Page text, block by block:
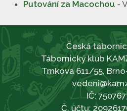
Putování za Macochou -
Česká
Tábornický klub
Trnkova 611/55,
IČ:
Č. účtu: